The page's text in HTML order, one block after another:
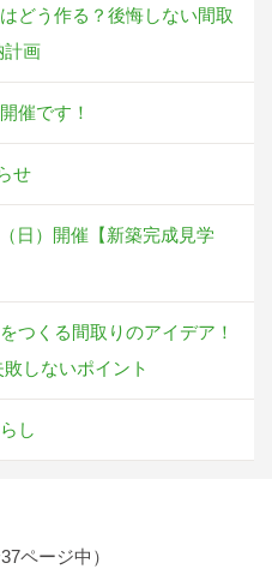
どう作る？後悔しない間取
計画
催です！
せ
日）開催【新築完成見学
つくる間取りのアイデア！
しないポイント
し
ページ中）